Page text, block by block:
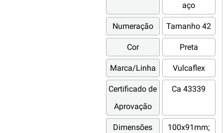
aço
Numeração Tamanho 42
Cor Preta
Marca/Linha Vulcaflex
Certificado de
Aprovação
Ca 43339
Dimensões
100x91mm;